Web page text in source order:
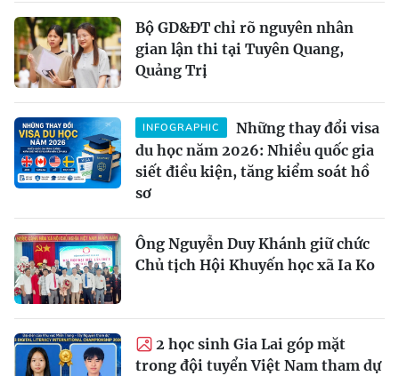
Bộ GD&ĐT chỉ rõ nguyên nhân
gian lận thi tại Tuyên Quang,
Quảng Trị
INFOGRAPHIC
Những thay đổi visa
du học năm 2026: Nhiều quốc gia
siết điều kiện, tăng kiểm soát hồ
sơ
Ông Nguyễn Duy Khánh giữ chức
Chủ tịch Hội Khuyến học xã Ia Ko
2 học sinh Gia Lai góp mặt
trong đội tuyển Việt Nam tham dự